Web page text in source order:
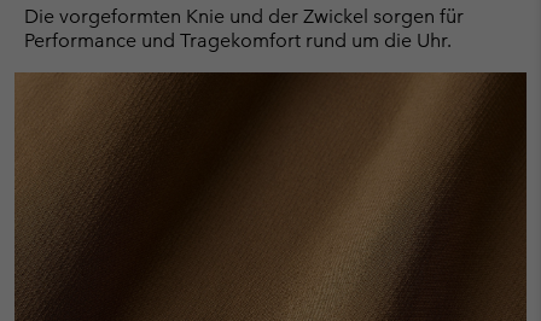
Die vorgeformten Knie und der Zwickel sorgen für
Performance und Tragekomfort rund um die Uhr.